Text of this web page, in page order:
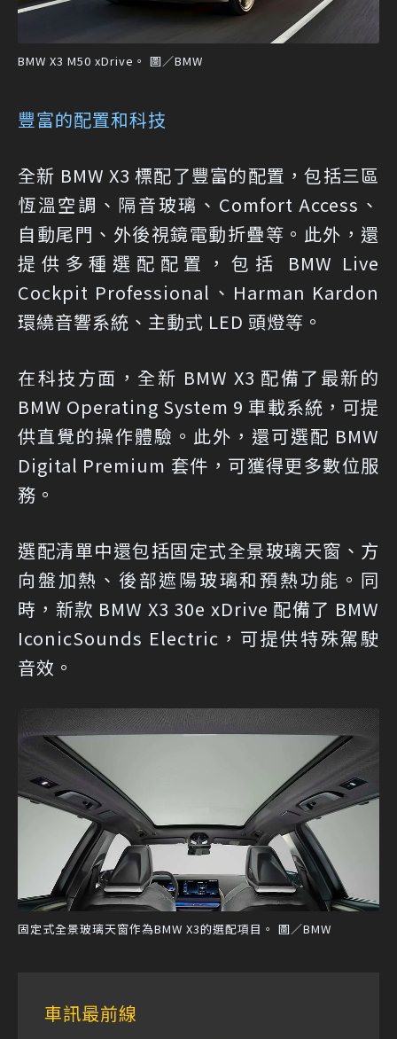
BMW X3 M50 xDrive。 圖／BMW
豐富的配置和科技
全新 BMW X3 標配了豐富的配置，包括三區
恆溫空調、隔音玻璃、Comfort Access、
自動尾門、外後視鏡電動折疊等。此外，還
提供多種選配配置，包括 BMW Live
Cockpit Professional、Harman Kardon
環繞音響系統、主動式 LED 頭燈等。
在科技方面，全新 BMW X3 配備了最新的
BMW Operating System 9 車載系統，可提
供直覺的操作體驗。此外，還可選配 BMW
Digital Premium 套件，可獲得更多數位服
務。
選配清單中還包括固定式全景玻璃天窗、方
向盤加熱、後部遮陽玻璃和預熱功能。同
時，新款 BMW X3 30e xDrive 配備了 BMW
IconicSounds Electric，可提供特殊駕駛
音效。
固定式全景玻璃天窗作為BMW X3的選配項目。 圖／BMW
車訊最前線